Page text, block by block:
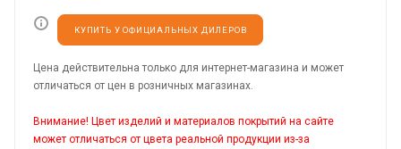
КУПИТЬ У ОФИЦИАЛЬНЫХ ДИЛЕРОВ
Цена действительна только для интернет-магазина и может
отличаться от цен в розничных магазинах.
Внимание! Цвет изделий и материалов покрытий на сайте
может отличаться от цвета реальной продукции из-за